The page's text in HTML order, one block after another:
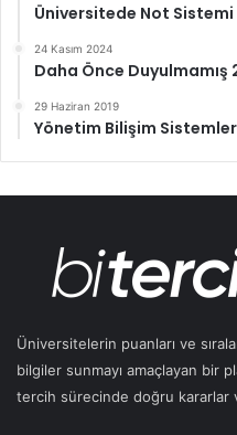
Üniversitede Not Sistemi
24 Kasım 2024
Daha Önce Duyulmamış
29 Haziran 2019
Yönetim Bilişim
Üniversitelerin puanları ve
bilgiler sunmayı amaçlayan bir
tercih sürecinde doğru kararlar